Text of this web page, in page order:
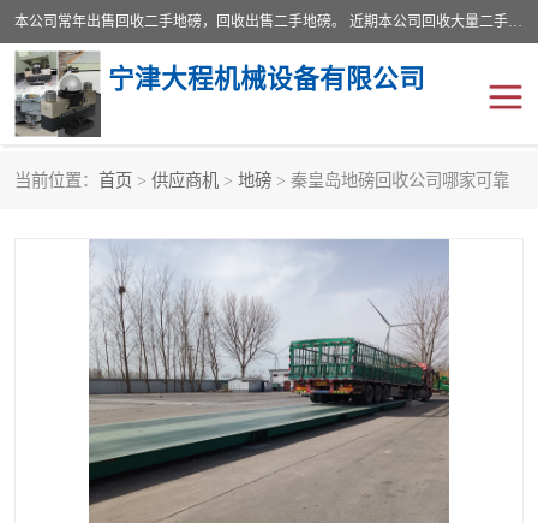
本公司常年出售回收二手地磅，回收出售二手地磅。 近期本公司回收大量二手地磅，型号齐全，宽度从2米到3.5米，长度5米到25米，承重吨位从10到200吨，成色7—9成新。 ? 使用年限6个月至2年，产品来源于个人闲置品，工矿企业停用品，因小换大而来。 精准度和新的一样， 二手地磅是内行人的选择，打个电话就省钱朋友您好等什么
宁津大程机械设备有限公司
当前位置： 首页 > 供应商机 > 地磅 > 秦皇岛地磅回收公司哪家可靠
地磅传感器
烘干机 食品烘干机
装载机电子秤 输送机
半自动输送机 全自动输送机
冷却塔 食品螺旋塔